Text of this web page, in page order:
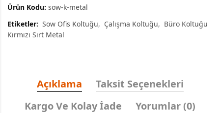
Ürün Kodu: sow-k-metal
Etiketler: Sow Ofis Koltuğu Çalışma Koltuğu
Büro Koltuğu
Kırmızı Sırt Metal
Açıklama
Taksit Seçenekleri
Kargo Ve Kolay İade
Yorumlar (0)